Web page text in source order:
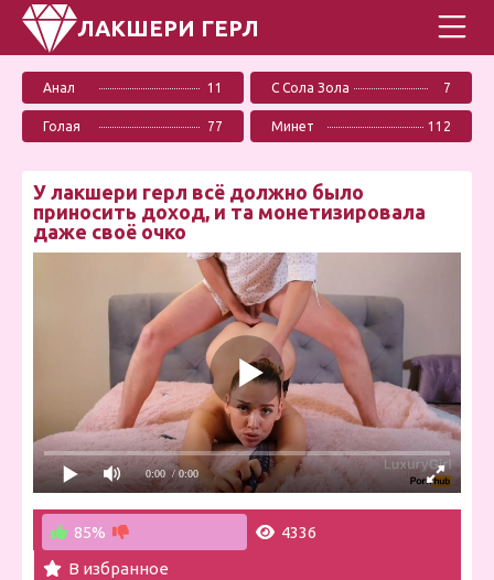
ЛАКШЕРИ ГЕРЛ
Анал 11 С Сола Зола 7
Голая 77 Минет 112
У лакшери герл всё должно было
приносить доход, и та монетизировала
даже своё очко
0:00 / 0:00
85%
4336
В избранное